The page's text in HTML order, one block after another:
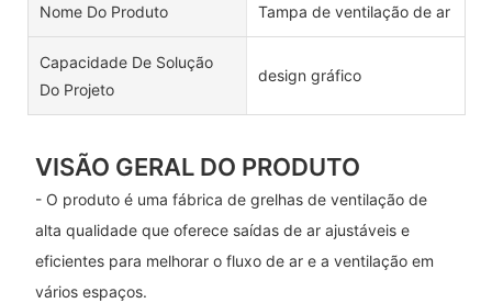
Nome Do Produto Tampa de ventilação de ar
Capacidade De Solução
Do Projeto
design gráfico
VISÃO GERAL DO PRODUTO
- O produto é uma fábrica de grelhas de ventilação de
alta qualidade que oferece saídas de ar ajustáveis ​​e
eficientes para melhorar o fluxo de ar e a ventilação em
vários espaços.